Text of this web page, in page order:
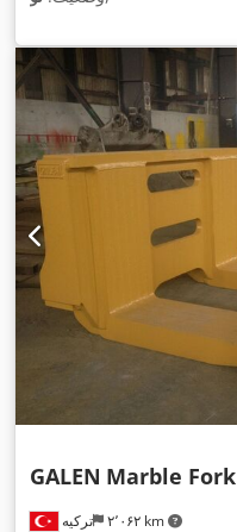
ترکیه ۲٬۰۶۲ km
GALEN Marble Fork